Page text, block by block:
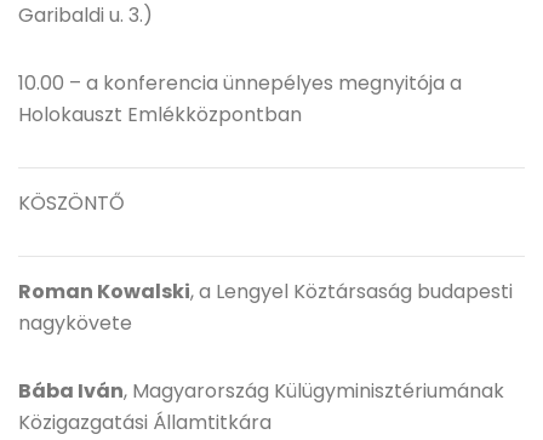
Garibaldi u. 3.)
10.00 – a konferencia ünnepélyes megnyitója a
Holokauszt Emlékközpontban
KÖSZÖNTŐ
Roman Kowalski, a Lengyel Köztársaság budapesti
nagykövete
Bába Iván, Magyarország Külügyminisztériumának
Közigazgatási Államtitkára